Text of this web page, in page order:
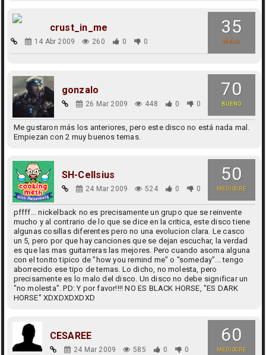
35
MALO
crust_in_me
14 Abr 2009 260 0 0
70
BUENO
gonzalo
26 Mar 2009 448 0 0
Me gustaron más los anteriores, pero este disco no está nada mal.
Empiezan con 2 muy buenos temas.
50
MEDIOCRE
SH-Cellsius
24 Mar 2009 524 0 0
pffff... nickelback no es precisamente un grupo que se reinvente
mucho y al contrario de lo que se dice en la critica, este disco tiene
algunas cosillas diferentes pero no una evolucion clara. Le casco
un 5, pero por que hay canciones que se dejan escuchar, la verdad
es que las mas guitarreras las mejores. Pero cuando asoma alguna
con el tonito tipico de "how you remind me" o "someday"... tengo
aborrecido ese tipo de temas. Lo dicho, no molesta, pero
precisamente es lo malo del disco. Un disco no debe significar un
"no molesta". PD: Y por favor!!!! NO ES BLACK HORSE, "ES DARK
HORSE" XDXDXDXDXD
60
MEDIOCRE
CESAREE
24 Mar 2009 585 0 0